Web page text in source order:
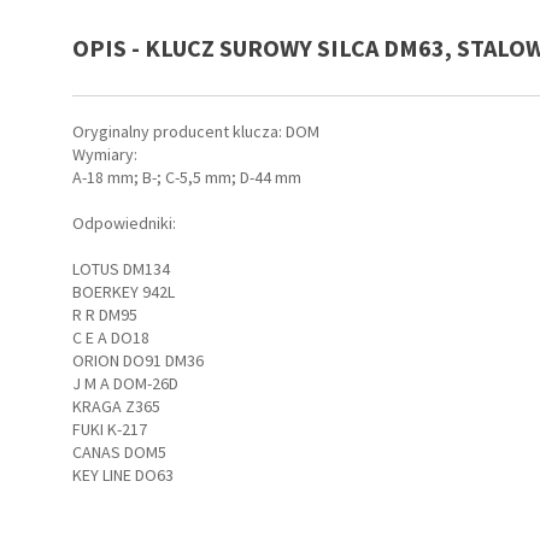
OPIS - KLUCZ SUROWY SILCA DM63,
Oryginalny producent klucza: DOM
Wymiary:
A-18 mm; B-; C-5,5 mm; D-44 mm
Odpowiedniki:
LOTUS DM134
BOERKEY 942L
R R DM95
C E A DO18
ORION DO91 DM36
J M A DOM-26D
KRAGA Z365
FUKI K-217
CANAS DOM5
KEY LINE DO63